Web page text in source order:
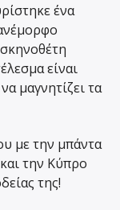
ένα
είναι
μαγνητίζει τα
με την μπάντα
την Κύπρο
της!